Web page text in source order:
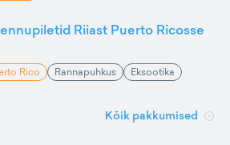
Riiast Puerto Ricosse
Rico Rannapuhkus Eksootika
Kõik pakkumised